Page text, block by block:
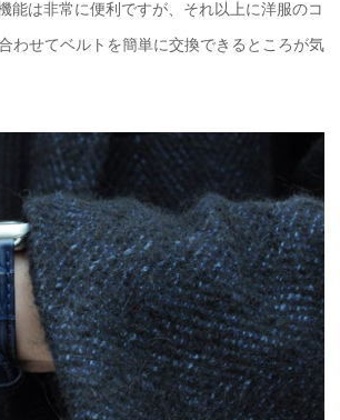
機能は非常に便利ですが、それ以上に洋服のコ
わせてベルトを簡単に交換できるところが気